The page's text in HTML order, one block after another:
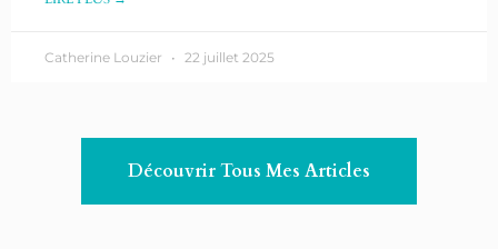
Catherine Louzier 22 juillet 2025
Découvrir Tous Mes Articles